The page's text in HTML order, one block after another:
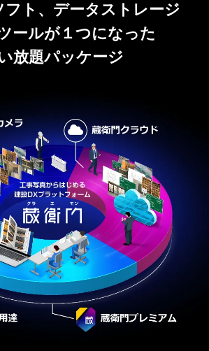
ト、データストレージ
ールが１つになった
放題パッケージ